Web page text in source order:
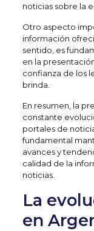
noticias sobre la
Otro aspecto
información
sentido, es
en la
confianza de los
brinda.
En resumen, la
constante
portales de
fundamental
avances y
calidad de la
noticias.
La
en